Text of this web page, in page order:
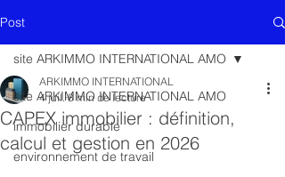
Post
site ARKIMMO INTERNATIONAL AMO
immobilier durable
environnement de travail
site ARKIMMO INTERNATIONAL AMO
CAPEX immobilier : définition,
calcul et gestion en 2026
ARKIMMO INTERNATIONAL
4 juil. 8 min de lecture